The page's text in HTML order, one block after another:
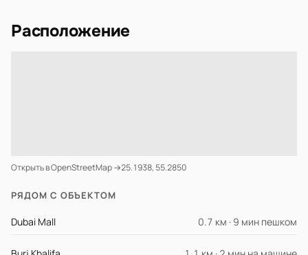
Расположение
Открыть в OpenStreetMap →25.1938, 55.2850
РЯДОМ С ОБЪЕКТОМ
Dubai Mall 0.7 км · 9 мин пешком